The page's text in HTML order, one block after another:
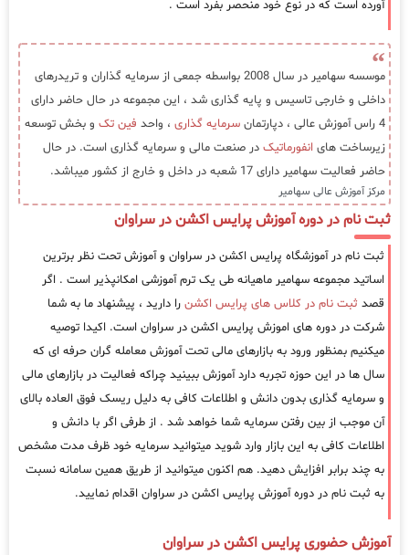
آورده است که در نوع خود منحصر بفرد است .
موسسه سهامیر در سال 2008 بواسطه جمعی از سرمایه گذاران و تریدرهای
داخلی و خارجی تاسیس و پایه گذاری شد ، این مجموعه در حال حاضر دارای
4 راس آموزش عالی ، دپارتمان
سرمایه گذاری ، واحد فین تک و بخش توسعه
زیرساخت های انفورماتیک در صنعت مالی و سرمایه گذاری است. در حال
حاضر فعالیت سهامیر دارای 17 شعبه در داخل و خارج از کشور میباشد.
مرکز آموزش عالی سهامیر
ثبت نام در دوره آموزش پرایس اکشن در سراوان
ثبت نام در آموزشگاه پرایس اکشن در سراوان و آموزش تحت نظر برترین
اساتید مجموعه سهامیر ماهیانه طی یک ترم آموزشی امکانپذیر است . اگر
قصد ثبت نام در کلاس های پرایس اکشن را دارید ، پیشنهاد ما به شما
شرکت در دوره های اموزش پرایس اکشن در سراوان است. اکیدا توصیه
میکنیم بمنظور ورود به بازارهای مالی تحت آموزش معامله گران حرفه ای که
سال ها در این حوزه تجربه دارد آموزش ببینید چراکه فعالیت در بازارهای مالی
و سرمایه گذاری بدون دانش و اطلاعات کافی به دلیل ریسک فوق العاده بالای
آن موجب از بین رفتن سرمایه شما خواهد شد . از طرفی اگر با دانش و
اطلاعات کافی به این بازار وارد شوید میتوانید سرمایه خود ظرف مدت مشخص
به چند برابر افزایش دهید. هم اکنون میتوانید از طریق همین سامانه نسبت
به ثبت نام در دوره آموزش پرایس اکشن در سراوان اقدام نمایید.
آموزش حضوری پرایس اکشن در سراوان